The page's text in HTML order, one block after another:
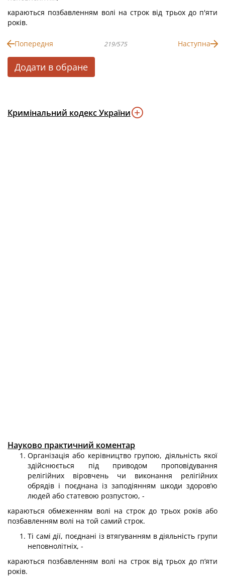
караються позбавленням волі на строк від трьох до п'яти
років.
Попередня 219/575 Наступна
Додати в обране
Кримінальний кодекс України
Науково практичний коментар
Організація або керівництво групою, діяльність якої
здійснюється під при­водом проповідування
релігійних віровчень чи виконання релігійних
обрядів і поєднана із заподіянням шкоди здоров’ю
людей або статевою розпустою, -
караються обмеженням волі на строк до трьох років або
позбавленням волі на той самий строк.
Ті самі дії, поєднані із втягуванням в діяльність групи
неповнолітніх, -
караються позбавленням волі на строк від трьох до п’яти
років.